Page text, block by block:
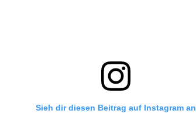
Sieh dir diesen Beitrag auf Instagram an